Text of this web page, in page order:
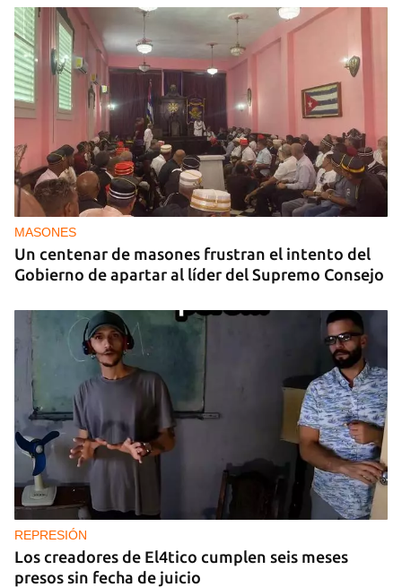
MASONES
Un centenar de masones frustran el intento del
Gobierno de apartar al líder del Supremo Consejo
REPRESIÓN
Los creadores de El4tico cumplen seis meses
presos sin fecha de juicio